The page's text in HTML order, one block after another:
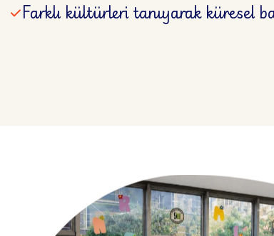
Farklı kültürleri tanıyarak küresel